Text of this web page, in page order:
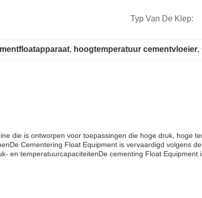
Typ Van De Klep:
, hoogtemperatuur cementvloeier,
die is ontworpen voor toepassingen die hoge druk, hoge
Cementering Float Equipment is vervaardigd volgens
en temperatuurcapaciteitenDe cementing Float